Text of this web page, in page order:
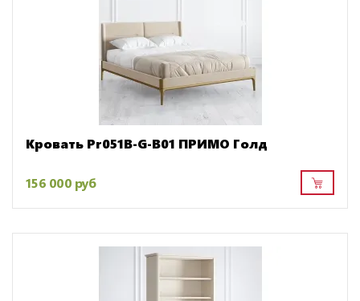
Кровать Pr051B-G-B01 ПРИМО Голд
156 000 руб